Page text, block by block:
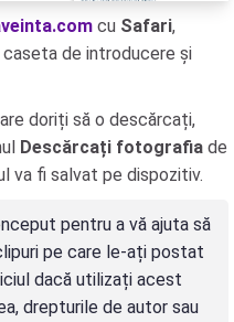
cu Safari,
de introducere și
doriți să o descărcați,
Descărcați fotografia de
va fi salvat pe dispozitiv.
pentru a vă ajuta să
pe care le-ați postat
dacă utilizați acest
drepturile de autor sau